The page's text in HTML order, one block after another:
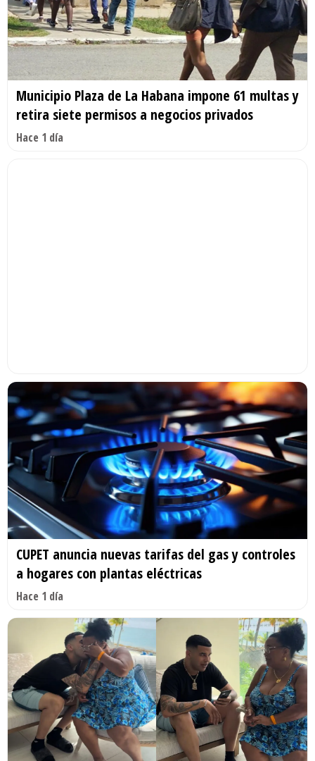
Municipio Plaza de La Habana impone 61 multas y
retira siete permisos a negocios privados
Hace 1 día
CUPET anuncia nuevas tarifas del gas y controles
a hogares con plantas eléctricas
Hace 1 día